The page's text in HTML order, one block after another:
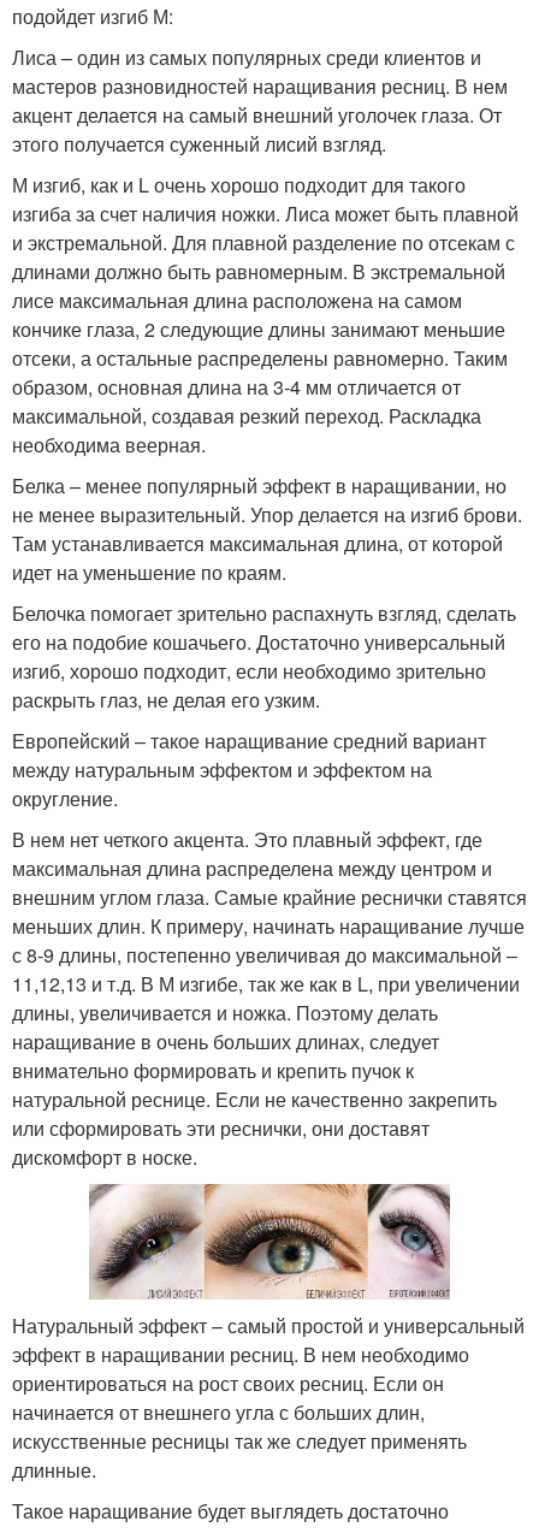
подойдет изгиб М:
Лиса – один из самых популярных среди клиентов и
мастеров разновидностей наращивания ресниц. В нем
акцент делается на самый внешний уголочек глаза. От
этого получается суженный лисий взгляд.
М изгиб, как и L очень хорошо подходит для такого
изгиба за счет наличия ножки. Лиса может быть плавной
и экстремальной. Для плавной разделение по отсекам с
длинами должно быть равномерным. В экстремальной
лисе максимальная длина расположена на самом
кончике глаза, 2 следующие длины занимают меньшие
отсеки, а остальные распределены равномерно. Таким
образом, основная длина на 3-4 мм отличается от
максимальной, создавая резкий переход. Раскладка
необходима веерная.
Белка – менее популярный эффект в наращивании, но
не менее выразительный. Упор делается на изгиб брови.
Там устанавливается максимальная длина, от которой
идет на уменьшение по краям.
Белочка помогает зрительно распахнуть взгляд, сделать
его на подобие кошачьего. Достаточно универсальный
изгиб, хорошо подходит, если необходимо зрительно
раскрыть глаз, не делая его узким.
Европейский – такое наращивание средний вариант
между натуральным эффектом и эффектом на
округление.
В нем нет четкого акцента. Это плавный эффект, где
максимальная длина распределена между центром и
внешним углом глаза. Самые крайние реснички ставятся
меньших длин. К примеру, начинать наращивание лучше
с 8-9 длины, постепенно увеличивая до максимальной –
11,12,13 и т.д. В М изгибе, так же как в L, при увеличении
длины, увеличивается и ножка. Поэтому делать
наращивание в очень больших длинах, следует
внимательно формировать и крепить пучок к
натуральной реснице. Если не качественно закрепить
или сформировать эти реснички, они доставят
дискомфорт в носке.
Натуральный эффект – самый простой и универсальный
эффект в наращивании ресниц. В нем необходимо
ориентироваться на рост своих ресниц. Если он
начинается от внешнего угла с больших длин,
искусственные ресницы так же следует применять
длинные.
Такое наращивание будет выглядеть достаточно